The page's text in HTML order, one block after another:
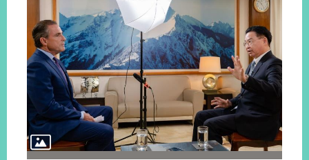
YouTube
RSS
政
府
站
料
開
放